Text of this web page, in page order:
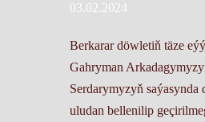
03.02.2024
Berkarar döwletiň täze
Gahryman
Serdarymyzyň
uludan bellenilip